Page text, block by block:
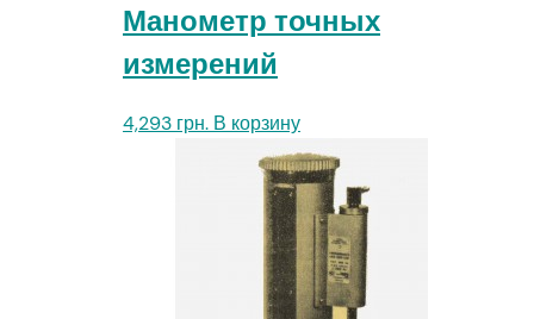
Манометр точных
измерений
4,293 грн. В корзину